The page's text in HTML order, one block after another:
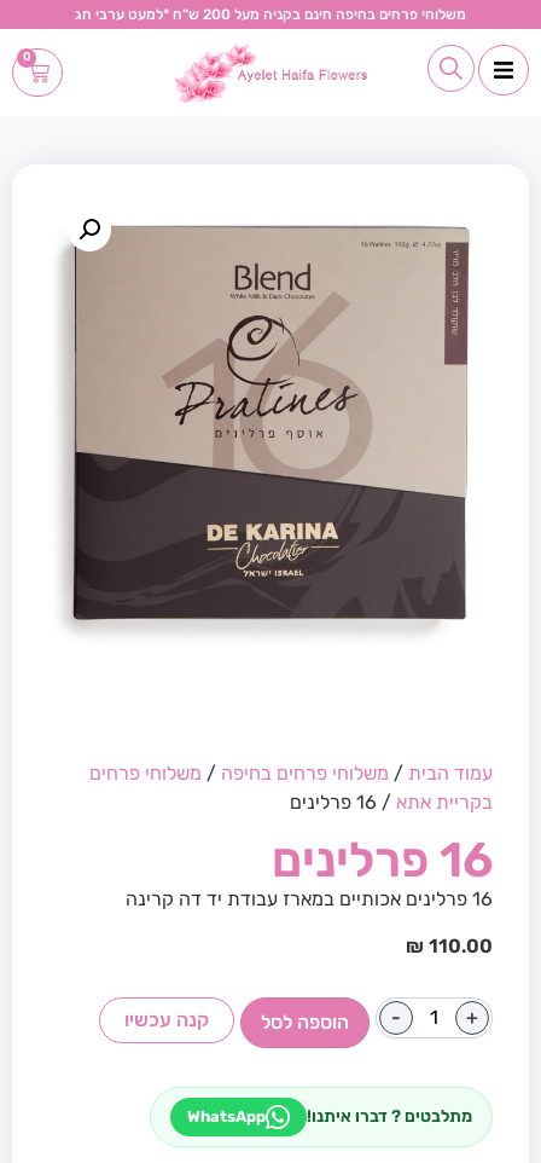
משלוחי פרחים בחיפה חינם בקניה מעל 200 ש“ח *למעט ערבי חג
0
עמוד הבית / משלוחי פרחים בחיפה / משלוחי פרחים
בקריית אתא / 16 פרלינים
16 פרלינים
16 פרלינים אכותיים במארז עבודת יד דה קרינה
₪ 110.00
- + הוספה לסל קנה עכשיו
מתלבטים ? דברו איתנו! WhatsApp